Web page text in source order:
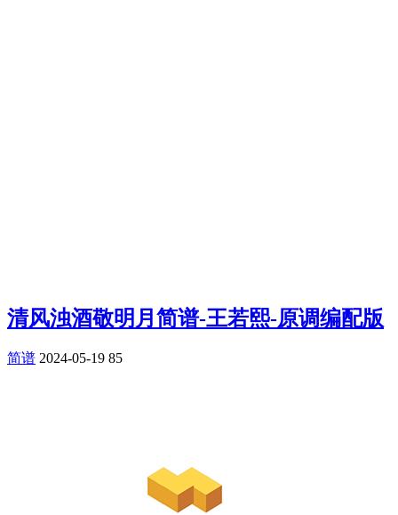
清风浊酒敬明月简谱-王若熙-原调编配版
简谱 2024-05-19 85